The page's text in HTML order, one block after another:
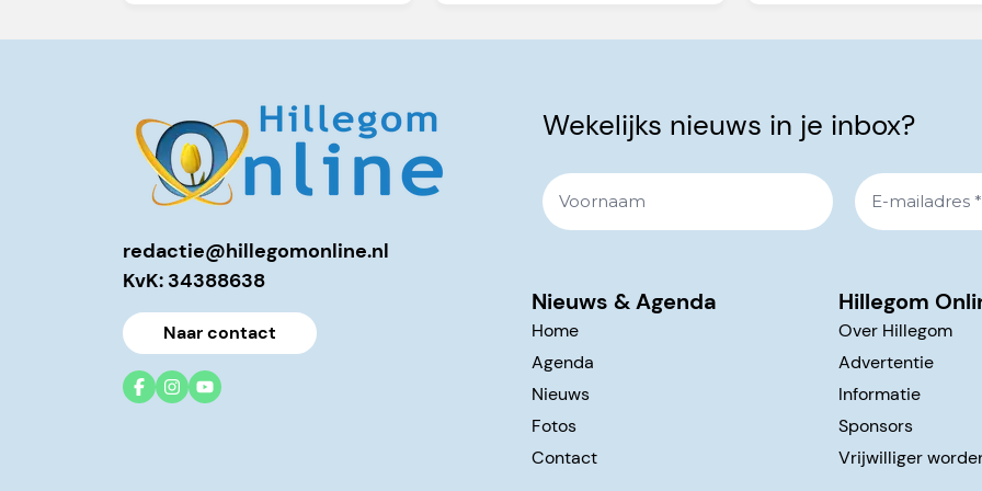
redactie@hillegomonline.nl
KvK: 34388638
Naar contact
Wekelijks nieuws in je inbox?
Nieuws & Agenda
Home
Agenda
Nieuws
Fotos
Contact
Hillegom
Over Hillegom
Advertentie
Informatie
Sponsors
Vrijwilliger